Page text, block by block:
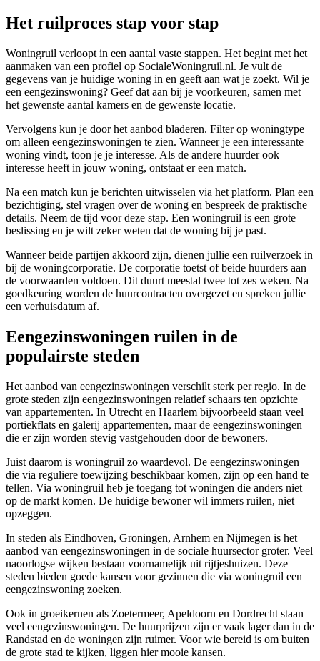
Het ruilproces stap voor stap
Woningruil verloopt in een aantal vaste stappen. Het begint met het
aanmaken van een profiel op SocialeWoningruil.nl. Je vult de
gegevens van je huidige woning in en geeft aan wat je zoekt. Wil je
een eengezinswoning? Geef dat aan bij je voorkeuren, samen met
het gewenste aantal kamers en de gewenste locatie.
Vervolgens kun je door het aanbod bladeren. Filter op woningtype
om alleen eengezinswoningen te zien. Wanneer je een interessante
woning vindt, toon je je interesse. Als de andere huurder ook
interesse heeft in jouw woning, ontstaat er een match.
Na een match kun je berichten uitwisselen via het platform. Plan een
bezichtiging, stel vragen over de woning en bespreek de praktische
details. Neem de tijd voor deze stap. Een woningruil is een grote
beslissing en je wilt zeker weten dat de woning bij je past.
Wanneer beide partijen akkoord zijn, dienen jullie een ruilverzoek in
bij de woningcorporatie. De corporatie toetst of beide huurders aan
de voorwaarden voldoen. Dit duurt meestal twee tot zes weken. Na
goedkeuring worden de huurcontracten overgezet en spreken jullie
een verhuisdatum af.
Eengezinswoningen ruilen in de
populairste steden
Het aanbod van eengezinswoningen verschilt sterk per regio. In de
grote steden zijn eengezinswoningen relatief schaars ten opzichte
van appartementen. In Utrecht en Haarlem bijvoorbeeld staan veel
portiekflats en galerij appartementen, maar de eengezinswoningen
die er zijn worden stevig vastgehouden door de bewoners.
Juist daarom is woningruil zo waardevol. De eengezinswoningen
die via reguliere toewijzing beschikbaar komen, zijn op een hand te
tellen. Via woningruil heb je toegang tot woningen die anders niet
op de markt komen. De huidige bewoner wil immers ruilen, niet
opzeggen.
In steden als Eindhoven, Groningen, Arnhem en Nijmegen is het
aanbod van eengezinswoningen in de sociale huursector groter. Veel
naoorlogse wijken bestaan voornamelijk uit rijtjeshuizen. Deze
steden bieden goede kansen voor gezinnen die via woningruil een
eengezinswoning zoeken.
Ook in groeikernen als Zoetermeer, Apeldoorn en Dordrecht staan
veel eengezinswoningen. De huurprijzen zijn er vaak lager dan in de
Randstad en de woningen zijn ruimer. Voor wie bereid is om buiten
de grote stad te kijken, liggen hier mooie kansen.